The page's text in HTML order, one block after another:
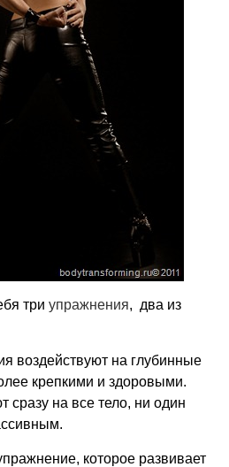
три упражнения, два из
воздействуют на глубинные
крепкими и здоровыми.
сразу на все тело, ни один
которое развивает